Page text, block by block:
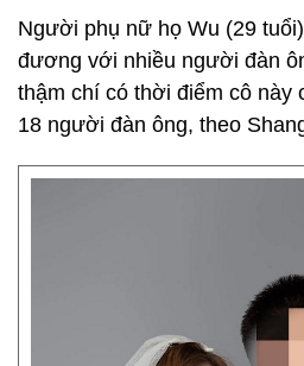
Người phụ nữ họ Wu (29
đương với nhiều người đàn
thậm chí có thời điểm cô này
18 người đàn ông, theo